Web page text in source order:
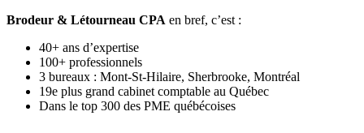
Brodeur & Létourneau CPA en bref, c’est :
40+ ans d’expertise
100+ professionnels
3 bureaux : Mont-St-Hilaire, Sherbrooke, Montréal
19e plus grand cabinet comptable au Québec
Dans le top 300 des PME québécoises